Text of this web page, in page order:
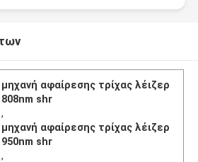
μηχανή αφαίρεσης τρίχας λέιζερ
808nm shr
,
μηχανή αφαίρεσης τρίχας λέιζερ
950nm shr
,